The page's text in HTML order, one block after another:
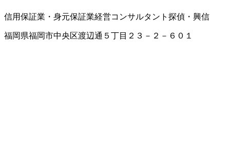
信用保証業・身元保証業経営コンサルタント 探偵・興信
福岡県福岡市中央区渡辺通５丁目２３－２－６０１